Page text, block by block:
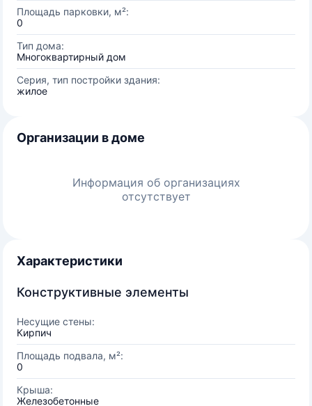
Площадь парковки, м²:
0
Тип дома:
Многоквартирный дом
Серия, тип постройки здания:
жилое
Организации в доме
Информация об организациях
отсутствует
Характеристики
Конструктивные элементы
Несущие стены:
Кирпич
Площадь подвала, м²:
0
Крыша:
Железобетонные